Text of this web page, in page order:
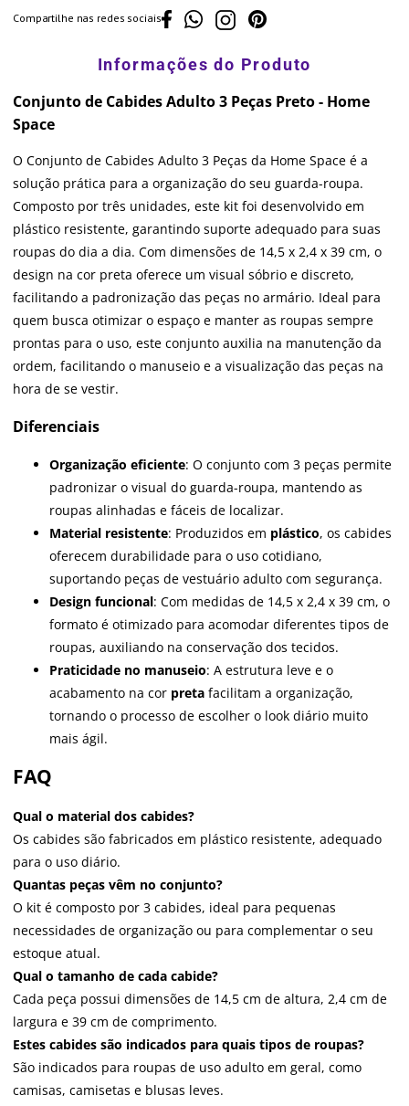
Compartilhe nas redes sociais
Conjunto de Cabides Adulto 3 Peças Preto - Home
Space
O Conjunto de Cabides Adulto 3 Peças da Home Space é a
solução prática para a organização do seu guarda-roupa.
Composto por três unidades, este kit foi desenvolvido em
plástico resistente, garantindo suporte adequado para suas
roupas do dia a dia. Com dimensões de 14,5 x 2,4 x 39 cm, o
design na cor preta oferece um visual sóbrio e discreto,
facilitando a padronização das peças no armário. Ideal para
quem busca otimizar o espaço e manter as roupas sempre
prontas para o uso, este conjunto auxilia na manutenção da
ordem, facilitando o manuseio e a visualização das peças na
hora de se vestir.
Diferenciais
Organização eficiente: O conjunto com 3 peças permite
padronizar o visual do guarda-roupa, mantendo as
roupas alinhadas e fáceis de localizar.
Material resistente: Produzidos em plástico, os cabides
oferecem durabilidade para o uso cotidiano,
suportando peças de vestuário adulto com segurança.
Design funcional: Com medidas de 14,5 x 2,4 x 39 cm, o
formato é otimizado para acomodar diferentes tipos de
roupas, auxiliando na conservação dos tecidos.
Praticidade no manuseio: A estrutura leve e o
acabamento na cor preta facilitam a organização,
tornando o processo de escolher o look diário muito
mais ágil.
FAQ
Qual o material dos cabides?
Os cabides são fabricados em plástico resistente, adequado
para o uso diário.
Quantas peças vêm no conjunto?
O kit é composto por 3 cabides, ideal para pequenas
necessidades de organização ou para complementar o seu
estoque atual.
Qual o tamanho de cada cabide?
Cada peça possui dimensões de 14,5 cm de altura, 2,4 cm de
largura e 39 cm de comprimento.
Estes cabides são indicados para quais tipos de roupas?
São indicados para roupas de uso adulto em geral, como
camisas, camisetas e blusas leves.